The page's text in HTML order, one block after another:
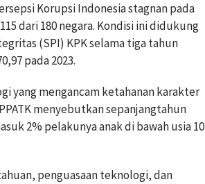
Korupsi Indonesia stagnan pada
dari 180 negara. Kondisi ini didukung
(SPI) KPK selama tiga tahun
pada 2023.
yang mengancam ketahanan karakter
menyebutkan sepanjangtahun
2% pelakunya anak di bawah usia 10
penguasaan teknologi, dan